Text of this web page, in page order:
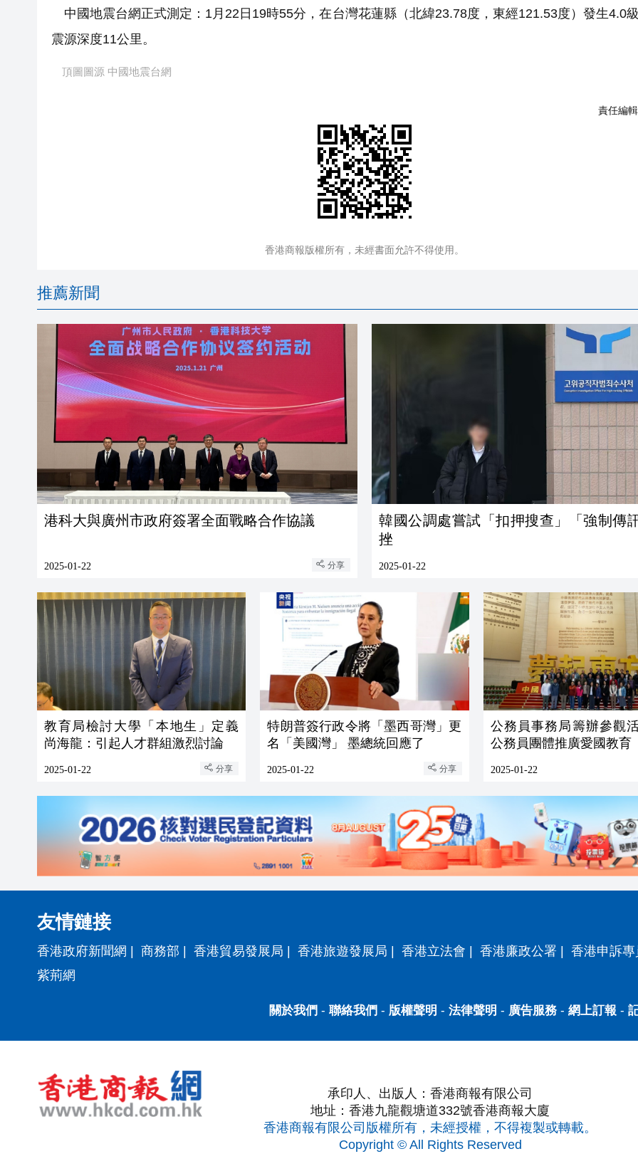
中國地震台網正式測定：1月22日19時55分，在台灣花蓮縣（北緯23.78度，東經121.53度）發生4.0
震源深度11公里。
頂圖圖源 中國地震台網
責任編
香港商報版權所有，未經書面允許不得使用。
推薦新聞
港科大與廣州市政府簽署全面戰略合作協議
2025-01-22 分享
韓國公調處嘗試「扣押搜查」「強制傳
挫
2025-01-22
教育局檢討大學「本地生」定義
尚海龍：引起人才群組激烈討論
2025-01-22 分享
特朗普簽行政令將「墨西哥灣」更
名「美國灣」 墨總統回應了
2025-01-22 分享
公務員事務局籌辦參觀
公務員團體推廣愛國教育
2025-01-22
友情鏈接
香港政府新聞網 商務部 香港貿易發展局 香港旅遊發展局 香港立法會 香港廉政公署
香港申訴
紫荊網
關於我們 - 聯絡我們 - 版權聲明 - 法律聲明 - 廣告服務- 網上訂報 -
承印人、出版人：香港商報有限公司
地址：香港九龍觀塘道332號香港商報大廈
香港商報有限公司版權所有，未經授權，不得複製或轉載。
Copyright © All Rights Reserved